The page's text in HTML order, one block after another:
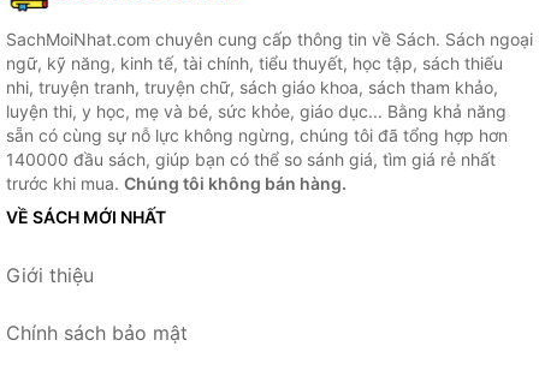
SachMoiNhat.com chuyên cung cấp thông tin về Sách. Sách ngoại
ngữ, kỹ năng, kinh tế, tài chính, tiểu thuyết, học tập, sách thiếu
nhi, truyện tranh, truyện chữ, sách giáo khoa, sách tham khảo,
luyện thi, y học, mẹ và bé, sức khỏe, giáo dục... Bằng khả năng
sẵn có cùng sự nỗ lực không ngừng, chúng tôi đã tổng hợp hơn
140000 đầu sách, giúp bạn có thể so sánh giá, tìm giá rẻ nhất
trước khi mua. Chúng tôi không bán hàng.
VỀ SÁCH MỚI NHẤT
Giới thiệu
Chính sách bảo mật